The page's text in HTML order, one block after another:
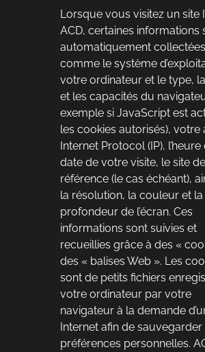
Lorsque vous visitez un site
ACD, certaines informations
automatiquement
comme le système
votre ordinateur et le type,
et les capacités du
exemple si JavaScript est
les cookies autorisés), votre
Internet Protocol (IP), l’heure
date de votre visite, le site de
référence (le cas échéant),
la résolution, la couleur et la
profondeur de l’écran. Ces
informations sont suivies et
recueillies grâce à des «
des « balises Web ». Les
sont de petits fichiers
votre ordinateur par votre
navigateur à la demande
Internet afin de sauvegarder
préférences personnelles.